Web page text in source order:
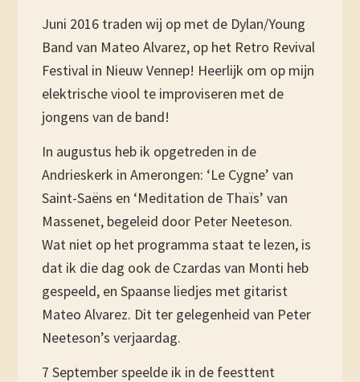
Juni 2016 traden wij op met de Dylan/Young
Band van Mateo Alvarez, op het Retro Revival
Festival in Nieuw Vennep! Heerlijk om op mijn
elektrische viool te improviseren met de
jongens van de band!
In augustus heb ik opgetreden in de
Andrieskerk in Amerongen: ‘Le Cygne’ van
Saint-Saëns en ‘Meditation de Thaïs’ van
Massenet, begeleid door Peter Neeteson.
Wat niet op het programma staat te lezen, is
dat ik die dag ook de Czardas van Monti heb
gespeeld, en Spaanse liedjes met gitarist
Mateo Alvarez. Dit ter gelegenheid van Peter
Neeteson’s verjaardag.
7 September speelde ik in de feesttent